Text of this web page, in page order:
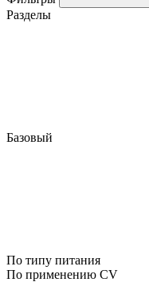
Разделы
Базовый
По типу питания
По применению CV